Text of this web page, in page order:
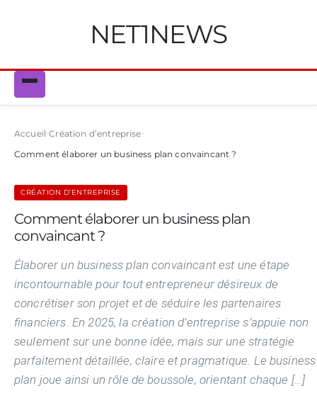
NET1NEWS
Accueil Création d’entreprise
Comment élaborer un business plan convaincant ?
CRÉATION D’ENTREPRISE
Comment élaborer un business plan
convaincant ?
Élaborer un business plan convaincant est une étape
incontournable pour tout entrepreneur désireux de
concrétiser son projet et de séduire les partenaires
financiers. En 2025, la création d’entreprise s’appuie non
seulement sur une bonne idée, mais sur une stratégie
parfaitement détaillée, claire et pragmatique. Le business
plan joue ainsi un rôle de boussole, orientant chaque […]